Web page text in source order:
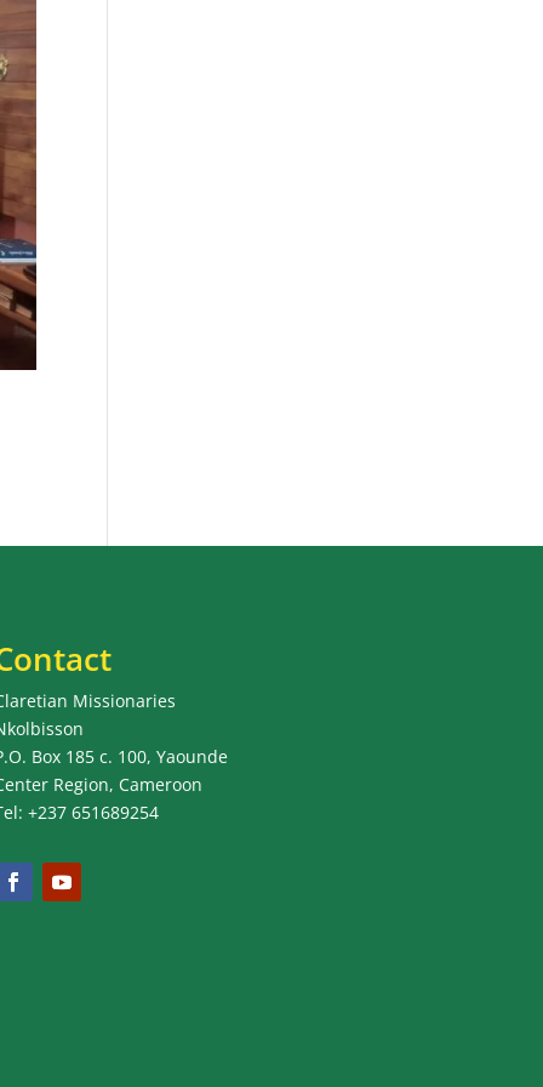
Missionaries
Box 185 c. 100, Yaounde
Region, Cameroon
+237 651689254